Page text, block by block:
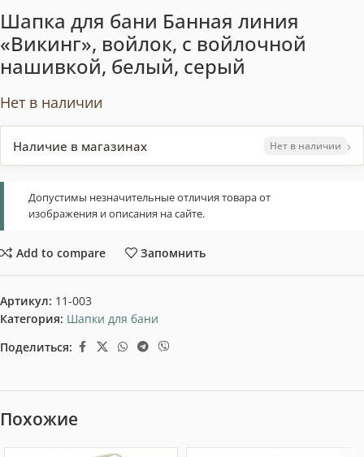
Шапка для бани Банная линия
«Викинг», войлок, с войлочной
нашивкой, белый, серый
Нет в наличии
Наличие в магазинах Нет в наличии ›
Допустимы незначительные отличия товара от
изображения и описания на сайте.
Add to compare Запомнить
Артикул: 11-003
Категория: Шапки для бани
Поделиться:
Похожие